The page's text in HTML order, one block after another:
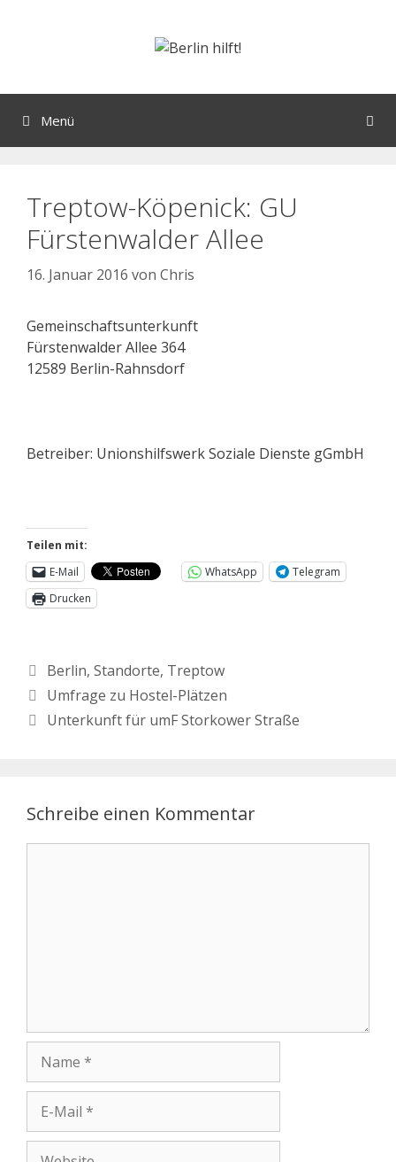
Menü
Treptow-Köpenick: GU
Fürstenwalder Allee
16. Januar 2016 von Chris
Gemeinschaftsunterkunft
Fürstenwalder Allee 364
12589 Berlin-Rahnsdorf
Betreiber: Unionshilfswerk Soziale Dienste gGmbH
Teilen mit:
E-Mail
WhatsApp
Telegram
Drucken
Berlin, Standorte, Treptow
Umfrage zu Hostel-Plätzen
Unterkunft für umF Storkower Straße
Schreibe einen Kommentar